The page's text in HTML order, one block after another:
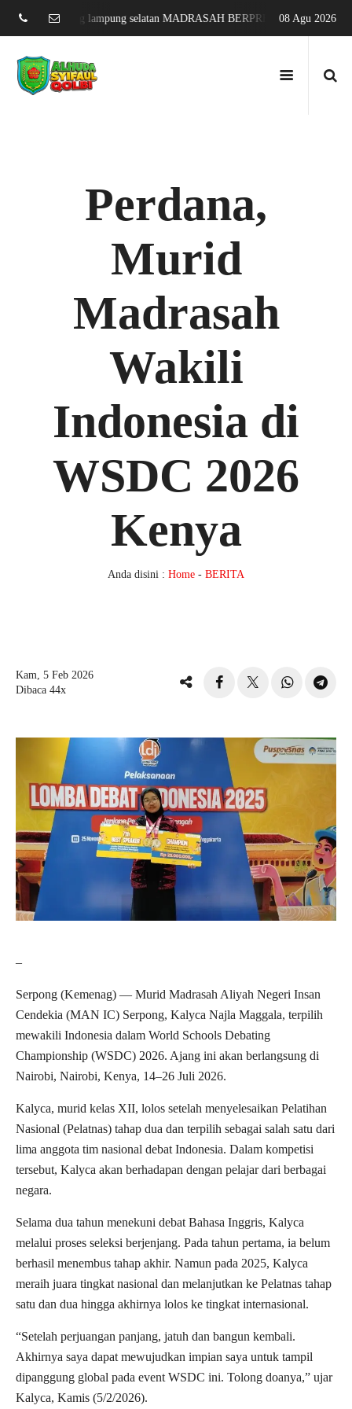
jati agung lampung selatan MADRASAH BERPRESTASI DAN08 Agu 2026
Perdana,
Murid
Madrasah
Wakili
Indonesia di
WSDC 2026
Kenya
Anda disini : Home - BERITA
Kam, 5 Feb 2026
Dibaca 44x
–
Serpong (Kemenag) — Murid Madrasah Aliyah Negeri Insan
Cendekia (MAN IC) Serpong, Kalyca Najla Maggala, terpilih
mewakili Indonesia dalam World Schools Debating
Championship (WSDC) 2026. Ajang ini akan berlangsung di
Nairobi, Nairobi, Kenya, 14–26 Juli 2026.
Kalyca, murid kelas XII, lolos setelah menyelesaikan Pelatihan
Nasional (Pelatnas) tahap dua dan terpilih sebagai salah satu dari
lima anggota tim nasional debat Indonesia. Dalam kompetisi
tersebut, Kalyca akan berhadapan dengan pelajar dari berbagai
negara.
Selama dua tahun menekuni debat Bahasa Inggris, Kalyca
melalui proses seleksi berjenjang. Pada tahun pertama, ia belum
berhasil menembus tahap akhir. Namun pada 2025, Kalyca
meraih juara tingkat nasional dan melanjutkan ke Pelatnas tahap
satu dan dua hingga akhirnya lolos ke tingkat internasional.
“Setelah perjuangan panjang, jatuh dan bangun kembali.
Akhirnya saya dapat mewujudkan impian saya untuk tampil
dipanggung global pada event WSDC ini. Tolong doanya,” ujar
Kalyca, Kamis (5/2/2026).